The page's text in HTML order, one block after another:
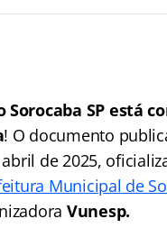
Sorocaba SP está
! O documento
de 2025,
Municipal de
Vunesp.